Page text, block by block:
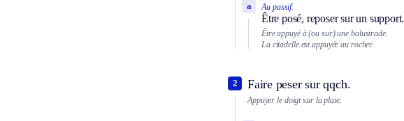
Au passif.
Être posé, reposer sur un support.
a
Être appuyé à (ou sur) une balustrade.
La citadelle est appuyée au rocher.
Faire peser sur qqch.
2
Appuyer le doigt sur la plaie.